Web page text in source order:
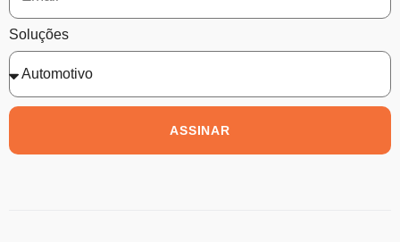
Soluções
ASSINAR